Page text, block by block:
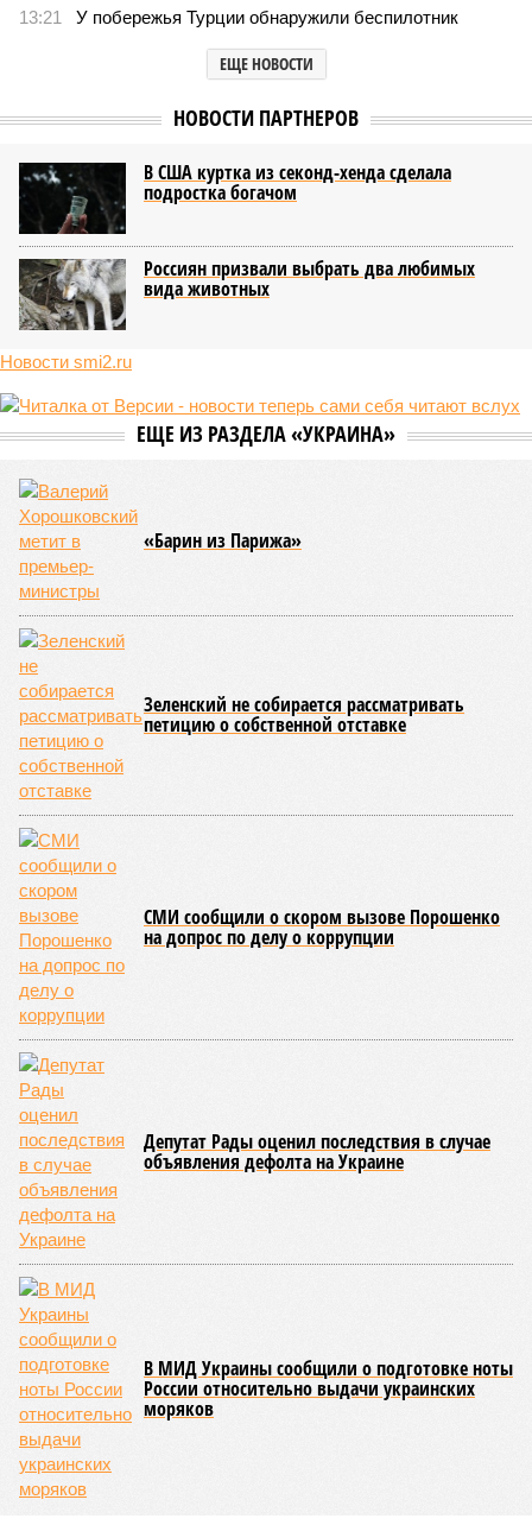
13:21
У побережья Турции обнаружили беспилотник
ЕЩЕ НОВОСТИ
НОВОСТИ ПАРТНЕРОВ
В США куртка из секонд-хенда сделала
подростка богачом
Россиян призвали выбрать два любимых
вида животных
Новости smi2.ru
ЕЩЕ ИЗ РАЗДЕЛА «УКРАИНА»
«Барин из Парижа»
Зеленский не собирается рассматривать
петицию о собственной отставке
СМИ сообщили о скором вызове Порошенко
на допрос по делу о коррупции
Депутат Рады оценил последствия в случае
объявления дефолта на Украине
В МИД Украины сообщили о подготовке ноты
России относительно выдачи украинских
моряков